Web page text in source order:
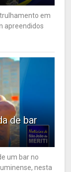
em
apreendidos
de bar
um bar no
nesta